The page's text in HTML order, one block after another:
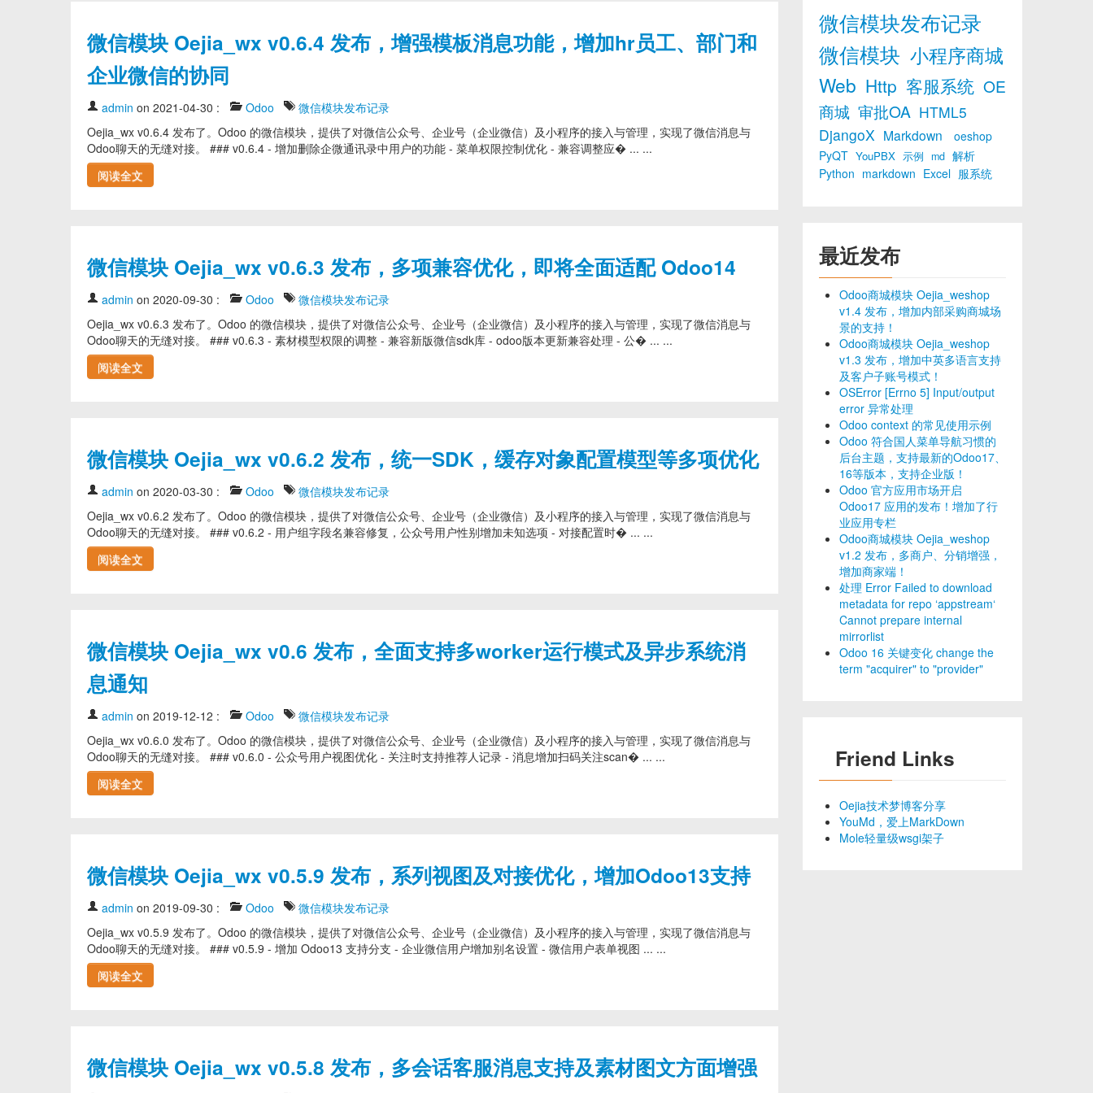
微信模块 Oejia_wx v0.6.4 发布，增强模板消息功能，增加hr员工、部门和
企业微信的协同
admin on 2021-04-30 : Odoo
微信模块发布记录
Oejia_wx v0.6.4 发布了。Odoo 的微信模块，提供了对微信公众号、企业号（企业微信）及小程序的接入与管理，实现了微信消息与
Odoo聊天的无缝对接。 ### v0.6.4 - 增加删除企微通讯录中用户的功能 - 菜单权限控制优化 - 兼容调整应� ... ...
阅读全文
微信模块 Oejia_wx v0.6.3 发布，多项兼容优化，即将全面适配 Odoo14
admin on 2020-09-30 : Odoo
微信模块发布记录
Oejia_wx v0.6.3 发布了。Odoo 的微信模块，提供了对微信公众号、企业号（企业微信）及小程序的接入与管理，实现了微信消息与
Odoo聊天的无缝对接。 ### v0.6.3 - 素材模型权限的调整 - 兼容新版微信sdk库 - odoo版本更新兼容处理 - 公� ... ...
阅读全文
微信模块 Oejia_wx v0.6.2 发布，统一SDK，缓存对象配置模型等多项优化
admin on 2020-03-30 : Odoo
微信模块发布记录
Oejia_wx v0.6.2 发布了。Odoo 的微信模块，提供了对微信公众号、企业号（企业微信）及小程序的接入与管理，实现了微信消息与
Odoo聊天的无缝对接。 ### v0.6.2 - 用户组字段名兼容修复，公众号用户性别增加未知选项 - 对接配置时� ... ...
阅读全文
微信模块 Oejia_wx v0.6 发布，全面支持多worker运行模式及异步系统消
息通知
admin on 2019-12-12 : Odoo
微信模块发布记录
Oejia_wx v0.6.0 发布了。Odoo 的微信模块，提供了对微信公众号、企业号（企业微信）及小程序的接入与管理，实现了微信消息与
Odoo聊天的无缝对接。 ### v0.6.0 - 公众号用户视图优化 - 关注时支持推荐人记录 - 消息增加扫码关注scan� ... ...
阅读全文
微信模块 Oejia_wx v0.5.9 发布，系列视图及对接优化，增加Odoo13支持
admin on 2019-09-30 : Odoo
微信模块发布记录
Oejia_wx v0.5.9 发布了。Odoo 的微信模块，提供了对微信公众号、企业号（企业微信）及小程序的接入与管理，实现了微信消息与
Odoo聊天的无缝对接。 ### v0.5.9 - 增加 Odoo13 支持分支 - 企业微信用户增加别名设置 - 微信用户表单视图 ... ...
阅读全文
微信模块 Oejia_wx v0.5.8 发布，多会话客服消息支持及素材图文方面增强
微信模块发布记录
微信模块 小程序商城
Web Http 客服系统 OE
商城 审批OA HTML5
DjangoX Markdown
oeshop
PyQT YouPBX 示例 md 解析
Python markdown Excel 服系统
最近发布
Odoo商城模块 Oejia_weshop
v1.4 发布，增加内部采购商城场
景的支持！
Odoo商城模块 Oejia_weshop
v1.3 发布，增加中英多语言支持
及客户子账号模式！
OSError [Errno 5] Input/output
error 异常处理
Odoo context 的常见使用示例
Odoo 符合国人菜单导航习惯的
后台主题，支持最新的Odoo17、
16等版本，支持企业版！
Odoo 官方应用市场开启
Odoo17 应用的发布！增加了行
业应用专栏
Odoo商城模块 Oejia_weshop
v1.2 发布，多商户、分销增强，
增加商家端！
处理 Error Failed to download
metadata for repo ‘appstream‘
Cannot prepare internal
mirrorlist
Odoo 16 关键变化 change the
term "acquirer" to "provider"
Friend Links
Oejia技术梦博客分享
YouMd，爱上MarkDown
Mole轻量级wsgi架子